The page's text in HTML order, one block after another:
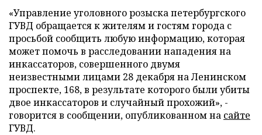
«Управление уголовного розыска петербургского
ГУВД обращается к жителям и гостям города с
просьбой сообщить любую информацию, которая
может помочь в расследовании нападения на
инкассаторов, совершенного двумя
неизвестными лицами 28 декабря на Ленинском
проспекте, 168, в результате которого были убиты
двое инкассаторов и случайный прохожий», -
говорится в сообщении, опубликованном на сайте
ГУВД.